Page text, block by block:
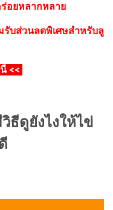
อยหลากหลาย
รับส่วนลดพิเศษสำหรับลู
<<
ธีดูยังไงให้ไข่